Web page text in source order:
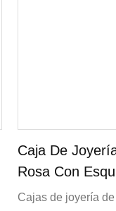
Caja De
Rosa Con
Y Logotipo
Cajas de joyería